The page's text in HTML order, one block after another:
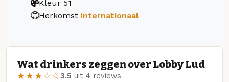
Kleur 51
Herkomst Internationaal
Wat drinkers zeggen over Lobby Lud
★★★☆☆3.5 uit 4 reviews